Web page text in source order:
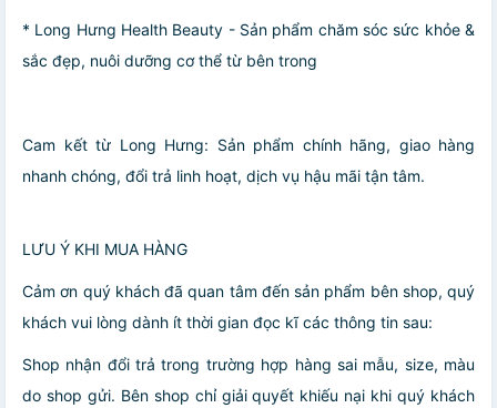
* Long Hưng Health Beauty - Sản phẩm chăm sóc sức khỏe &
sắc đẹp, nuôi dưỡng cơ thể từ bên trong
Cam kết từ Long Hưng: Sản phẩm chính hãng, giao hàng
nhanh chóng, đổi trả linh hoạt, dịch vụ hậu mãi tận tâm.
LƯU Ý KHI MUA HÀNG
Cảm ơn quý khách đã quan tâm đến sản phẩm bên shop, quý
khách vui lòng dành ít thời gian đọc kĩ các thông tin sau:
Shop nhận đổi trả trong trường hợp hàng sai mẫu, size, màu
do shop gửi. Bên shop chỉ giải quyết khiếu nại khi quý khách